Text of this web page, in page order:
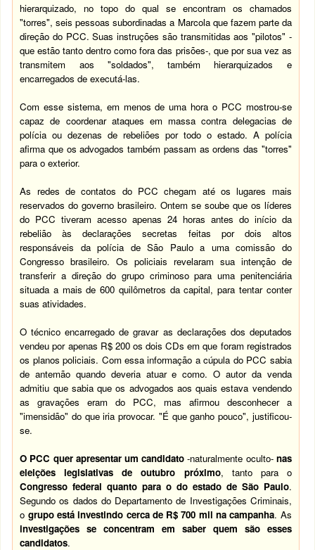
hierarquizado, no topo do qual se encontram os chamados
"torres", seis pessoas subordinadas a Marcola que fazem parte da
direção do PCC. Suas instruções são transmitidas aos "pilotos" -
que estão tanto dentro como fora das prisões-, que por sua vez as
transmitem aos "soldados", também hierarquizados e
encarregados de executá-las.
Com esse sistema, em menos de uma hora o PCC mostrou-se
capaz de coordenar ataques em massa contra delegacias de
polícia ou dezenas de rebeliões por todo o estado. A polícia
afirma que os advogados também passam as ordens das "torres"
para o exterior.
As redes de contatos do PCC chegam até os lugares mais
reservados do governo brasileiro. Ontem se soube que os líderes
do PCC tiveram acesso apenas 24 horas antes do início da
rebelião às declarações secretas feitas por dois altos
responsáveis da polícia de São Paulo a uma comissão do
Congresso brasileiro. Os policiais revelaram sua intenção de
transferir a direção do grupo criminoso para uma penitenciária
situada a mais de 600 quilômetros da capital, para tentar conter
suas atividades.
O técnico encarregado de gravar as declarações dos deputados
vendeu por apenas R$ 200 os dois CDs em que foram registrados
os planos policiais. Com essa informação a cúpula do PCC sabia
de antemão quando deveria atuar e como. O autor da venda
admitiu que sabia que os advogados aos quais estava vendendo
as gravações eram do PCC, mas afirmou desconhecer a
"imensidão" do que iria provocar. "É que ganho pouco", justificou-
se.
O PCC quer apresentar um candidato -naturalmente oculto- nas
eleições legislativas de outubro próximo, tanto para o
Congresso federal quanto para o do estado de São Paulo.
Segundo os dados do Departamento de Investigações Criminais,
o grupo está investindo cerca de R$ 700 mil na campanha. As
investigações se concentram em saber quem são esses
candidatos.